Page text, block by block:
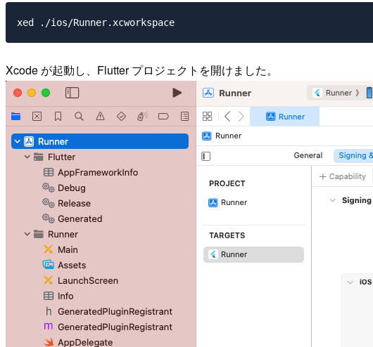
Xcode が起動し、Flutter プロジェクトを開けました。